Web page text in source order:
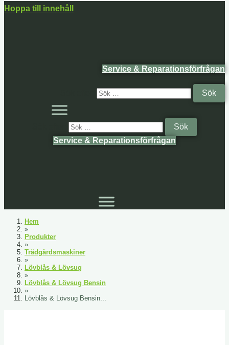
Hoppa till innehåll
Service & Reparationsförfrågan
Service & Reparationsförfrågan
Hem
»
Produkter
»
Trädgårdsmaskiner
»
Lövblås & Lövsug
»
Lövblås & Lövsug Bensin
»
Lövblås & Lövsug Bensin...